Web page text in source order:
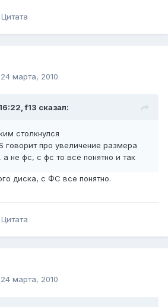
Цитата
24 марта, 2010
f13 сказал:
столкнулся
говорит про увеличение размера
не фс, с фс то всё понятно и так
диска, с ФС все понятно.
Цитата
24 марта, 2010